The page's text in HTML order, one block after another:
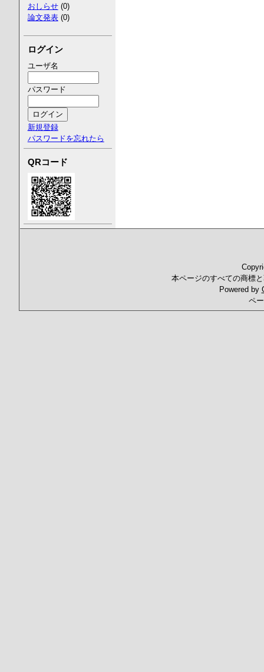
おしらせ(0)
論文発表(0)
ログイン
ユーザ名
パスワード
新規登録
パスワードを忘れたら
QRコード
本ページのすべての商標
Powered by
ペ